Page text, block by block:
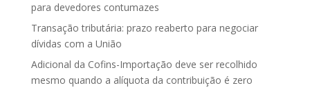
para devedores contumazes
Transação tributária: prazo reaberto para negociar
dívidas com a União
Adicional da Cofins-Importação deve ser recolhido
mesmo quando a alíquota da contribuição é zero